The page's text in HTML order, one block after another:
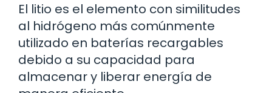
El litio es el elemento con similitudes
al hidrógeno más comúnmente
utilizado en baterías recargables
debido a su capacidad para
almacenar y liberar energía de